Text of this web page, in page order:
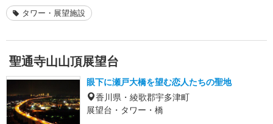
タワー・展望施設
聖通寺山山頂展望台
眼下に瀬戸大橋を望む恋人たちの聖地
香川県・綾歌郡宇多津町
展望台・タワー・橋